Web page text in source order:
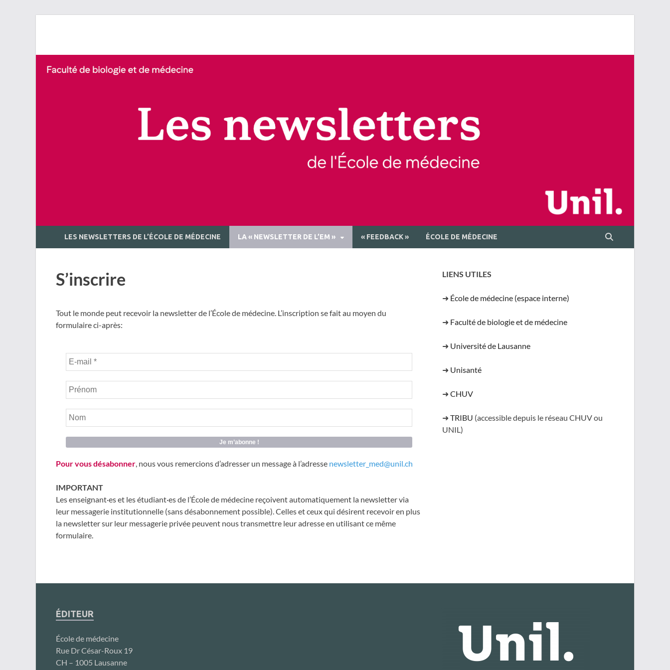
Les newsletters de l'École de médecine
LES NEWSLETTERS DE L’ÉCOLE DE MÉDECINE LA « NEWSLETTER DE L’EM » « FEEDBACK » ÉCOLE DE MÉDECINE
S’inscrire
Tout le monde peut recevoir la newsletter de l’École de médecine. L’inscription se fait au moyen du
formulaire ci-après:
Pour vous désabonner, nous vous remercions d’adresser un message à l’adresse newsletter_med@unil.ch
IMPORTANT
Les enseignant·es et les étudiant·es de l’École de médecine reçoivent automatiquement la newsletter via
leur messagerie institutionnelle (sans désabonnement possible). Celles et ceux qui désirent recevoir en plus
la newsletter sur leur messagerie privée peuvent nous transmettre leur adresse en utilisant ce même
formulaire.
LIENS UTILES
➜ École de médecine (espace interne)
➜ Faculté de biologie et de médecine
➜ Université de Lausanne
➜ Unisanté
➜CHUV
➜TRIBU (accessible depuis le réseau CHUV ou
UNIL)
ÉDITEUR
École de médecine
Rue Dr César-Roux 19
CH – 1005 Lausanne